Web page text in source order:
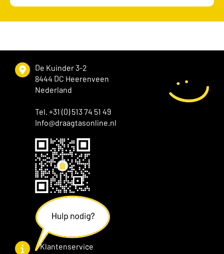
De Kuinder 3-2
8444 DC Heerenveen
Nederland
Tel. +31 (0) 513 74 51 49
Info@draagtasonline.nl
Klantenservice